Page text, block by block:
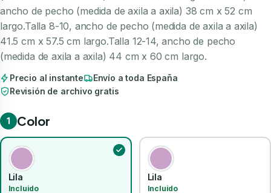
ancho de pecho (medida de axila a axila) 38 cm x 52 cm
largo.Talla 8-10, ancho de pecho (medida de axila a axila)
41.5 cm x 57.5 cm largo.Talla 12-14, ancho de pecho
(medida de axila a axila) 44 cm x 60 cm largo.
Precio al instante
Envío a toda España
Revisión de archivo gratis
1 Color
Lila
Incluido
Lila
Incluido